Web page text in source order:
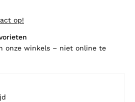
op!
onze winkels – niet online te